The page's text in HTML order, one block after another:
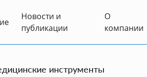
Новости и
публикации
О
компании
инструменты